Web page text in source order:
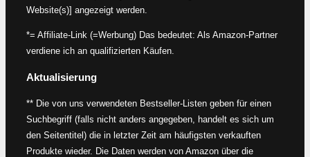
Website(s)] angezeigt werden.
*= Affiliate-Link (=Werbung) Das bedeutet: Als Amazon-Partner
verdiene ich an qualifizierten Käufen.
Aktualisierung
** Die von uns verwendeten Bestseller-Listen geben für einen
Suchbegriff (falls nicht anders angegeben, handelt es sich um
den Seitentitel) die in letzter Zeit am häufigsten verkauften
Produkte wieder. Die Daten werden von Amazon über die